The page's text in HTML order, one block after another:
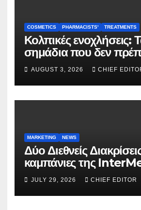
COSMETICS PHARMACISTS' TREATMENTS
Κολπικές ενοχλήσεις:
σημάδια που δεν
αγνοούνται
AUGUST 3, 2026 CHIEF
MARKETING NEWS
Δύο Διεθνείς
καμπάνιες της
FOOH Awards 2026
JULY 29, 2026 CHIEF EDITOR